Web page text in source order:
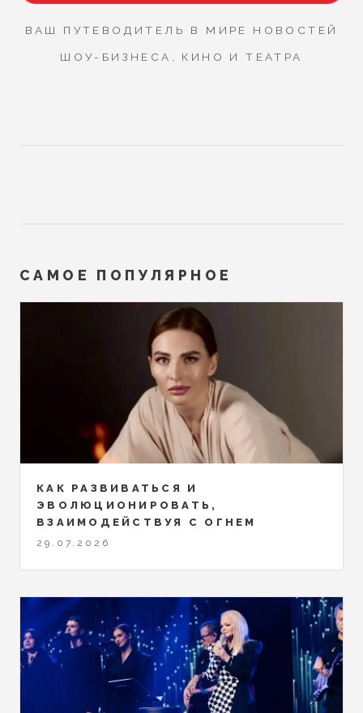
ВАШ ПУТЕВОДИТЕЛЬ В МИРЕ НОВОСТЕЙ
ШОУ-БИЗНЕСА, КИНО И ТЕАТРА
САМОЕ ПОПУЛЯРНОЕ
КАК РАЗВИВАТЬСЯ И
ЭВОЛЮЦИОНИРОВАТЬ,
ВЗАИМОДЕЙСТВУЯ С ОГНЕМ
29.07.2026